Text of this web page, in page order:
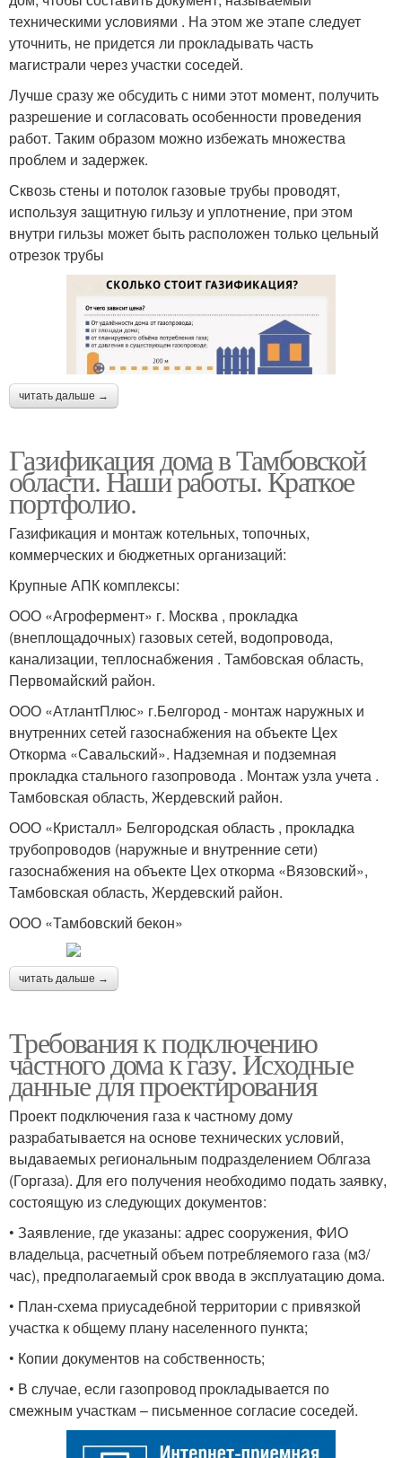
техническими условиями . На этом же этапе следует
уточнить, не придется ли прокладывать часть
магистрали через участки соседей.
Лучше сразу же обсудить с ними этот момент, получить
разрешение и согласовать особенности проведения
работ. Таким образом можно избежать множества
проблем и задержек.
Сквозь стены и потолок газовые трубы проводят,
используя защитную гильзу и уплотнение, при этом
внутри гильзы может быть расположен только цельный
отрезок трубы
читать дальше →
Газификация дома в Тамбовской
области. Наши работы. Краткое
портфолио.
Газификация и монтаж котельных, топочных,
коммерческих и бюджетных организаций:
Крупные АПК комплексы:
ООО «Агрофермент» г. Москва , прокладка
(внеплощадочных) газовых сетей, водопровода,
канализации, теплоснабжения . Тамбовская область,
Первомайский район.
ООО «АтлантПлюс» г.Белгород - монтаж наружных и
внутренних сетей газоснабжения на объекте Цех
Откорма «Савальский». Надземная и подземная
прокладка стального газопровода . Монтаж узла учета .
Тамбовская область, Жердевский район.
ООО «Кристалл» Белгородская область , прокладка
трубопроводов (наружные и внутренние сети)
газоснабжения на объекте Цех откорма «Вязовский»,
Тамбовская область, Жердевский район.
ООО «Тамбовский бекон»
читать дальше →
Требования к подключению
частного дома к газу. Исходные
данные для проектирования
Проект подключения газа к частному дому
разрабатывается на основе технических условий,
выдаваемых региональным подразделением Облгаза
(Горгаза). Для его получения необходимо подать заявку,
состоящую из следующих документов:
• Заявление, где указаны: адрес сооружения, ФИО
владельца, расчетный объем потребляемого газа (м3/
час), предполагаемый срок ввода в эксплуатацию дома.
• План-схема приусадебной территории с привязкой
участка к общему плану населенного пункта;
• Копии документов на собственность;
• В случае, если газопровод прокладывается по
смежным участкам – письменное согласие соседей.